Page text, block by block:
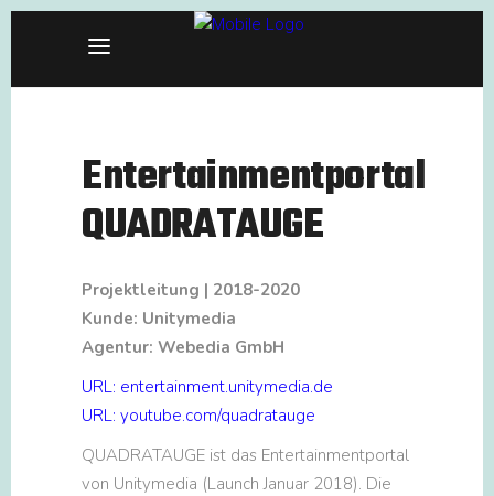
Entertainmentportal
QUADRATAUGE
Projektleitung | 2018-2020
Kunde: Unitymedia
Agentur: Webedia GmbH
URL: entertainment.unitymedia.de
URL: youtube.com/quadratauge
QUADRATAUGE ist das Entertainmentportal
von Unitymedia (Launch Januar 2018). Die